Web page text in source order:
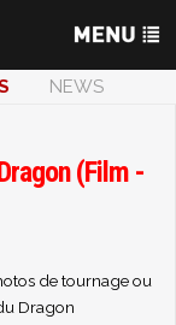
NEWS
(Film -
de tournage ou
Dragon